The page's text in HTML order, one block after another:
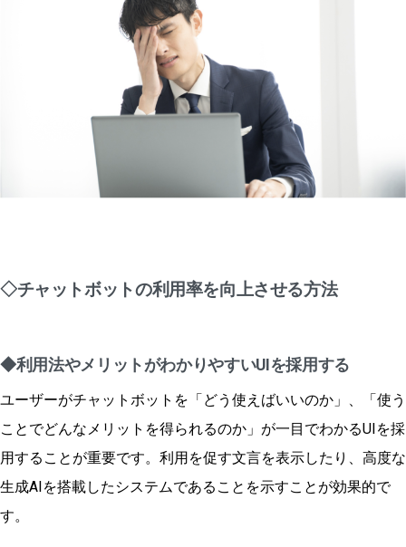
◇チャットボットの利用率を向上させる方法
◆利用法やメリットがわかりやすいUIを採用する
ユーザーがチャットボットを「どう使えばいいのか」、「使う
ことでどんなメリットを得られるのか」が一目でわかるUIを採
用することが重要です。利用を促す文言を表示したり、高度な
生成AIを搭載したシステムであることを示すことが効果的で
す。